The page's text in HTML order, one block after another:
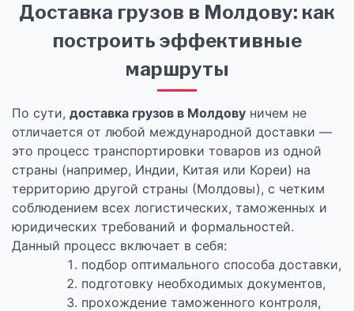
Доставка грузов в Молдову: как
построить эффективные
маршруты
По сути, доставка грузов в Молдову ничем не
отличается от любой международной доставки —
это процесс транспортировки товаров из одной
страны (например, Индии, Китая или Кореи) на
территорию другой страны (Молдовы), с четким
соблюдением всех логистических, таможенных и
юридических требований и формальностей.
Данный процесс включает в себя:
подбор оптимального способа доставки,
подготовку необходимых документов,
прохождение таможенного контроля,